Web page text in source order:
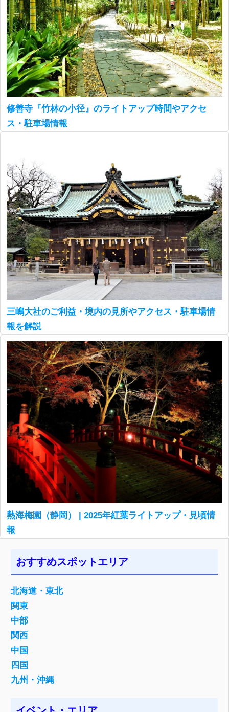
修善寺『竹林の小径』のライトアップ時間やアクセ
ス・駐車場情報
三嶋大社のご利益・境内の見所やアクセス・駐車場情
報を解説
熱海梅園（静岡） | 2025年紅葉ライトアップ・見頃情
報
おすすめスポットエリア
北海道・東北
関東
中部
関西
中国
四国
九州・沖縄